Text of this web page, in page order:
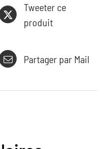
Tweeter ce
produit
Partager par Mail